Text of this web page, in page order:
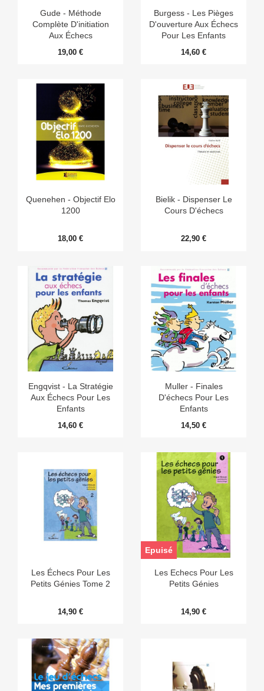
Gude - Méthode
Complète D'initiation
Aux Échecs
19,00 €
Burgess - Les Pièges
D'ouverture Aux Échecs
Pour Les Enfants
14,60 €
Quenehen - Objectif Elo
1200
18,00 €
Bielik - Dispenser Le
Cours D'échecs
22,90 €
Engqvist - La Stratégie
Aux Échecs Pour Les
Enfants
14,60 €
Muller - Finales
D'échecs Pour Les
Enfants
14,50 €
Les Échecs Pour Les
Petits Génies Tome 2
14,90 €
Les Echecs Pour Les
Petits Génies
14,90 €
Epuisé